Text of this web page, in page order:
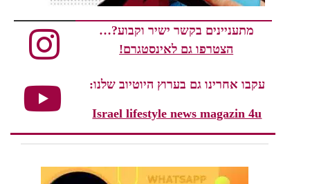
מתעניינים בקשר ישיר וקבוע?…
הצטרפו גם לאינסטגרם!
עקבו אחרינו גם בערוץ היוטיוב שלנו:
Israel lifestyle news magazin 4u